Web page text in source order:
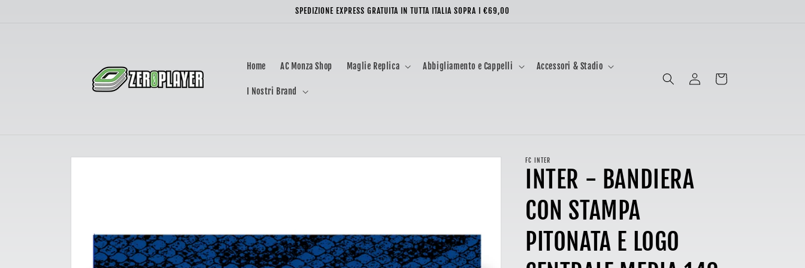
SPEDIZIONE EXPRESS GRATUITA IN TUTTA ITALIA SOPRA I €69,00
Home AC Monza Shop Maglie Replica Abbigliamento e Cappelli Accessori & Stadio
I Nostri Brand
Accedi Carrello
Passa alle
FC INTER
INTER - BANDIERA
CON STAMPA
PITONATA E LOGO